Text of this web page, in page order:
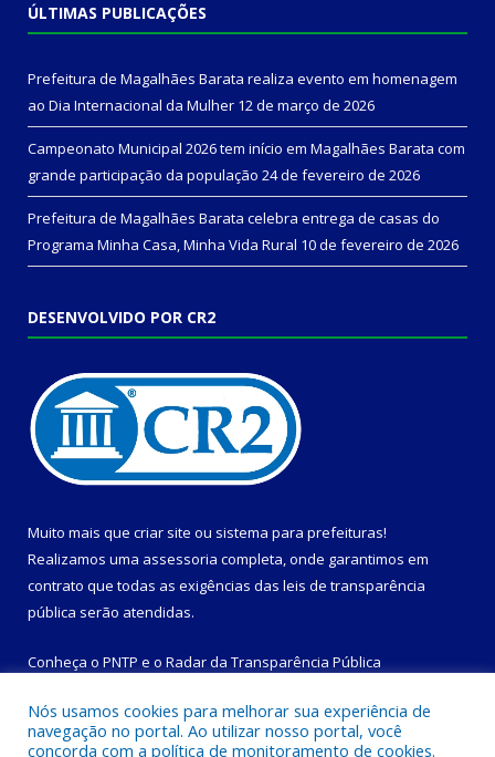
ÚLTIMAS PUBLICAÇÕES
Prefeitura de Magalhães Barata realiza evento em homenagem
ao Dia Internacional da Mulher 12 de março de 2026
Campeonato Municipal 2026 tem início em Magalhães Barata com
grande participação da população 24 de fevereiro de 2026
Prefeitura de Magalhães Barata celebra entrega de casas do
Programa Minha Casa, Minha Vida Rural 10 de fevereiro de 2026
DESENVOLVIDO POR CR2
Muito mais que criar site ou sistema para prefeituras!
Realizamos uma assessoria completa, onde garantimos em
contrato que todas as exigências das leis de transparência
pública serão atendidas.
Conheça o PNTP e o Radar da Transparência Pública
Nós usamos cookies para melhorar sua experiência de
navegação no portal. Ao utilizar nosso portal, você
concorda com a política de monitoramento de cookies.